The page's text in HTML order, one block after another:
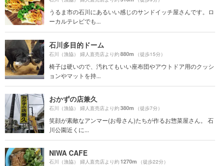
うるま市の石川にあるいい感じのサンドイッチ屋さんです。ロ
ーカルテレビでも...
石川多目的ドーム
石川（漁協） 婦人直売店より約880m （徒歩15分）
椅子は硬いので、汚れてもいい座布団やアウトドア用のクッシ
ョンやマットを持...
おかずの店兼久
石川（漁協） 婦人直売店より約380m （徒歩7分）
笑顔が素敵なアンマー(お母さん)たちが作るお惣菜屋さん。 石
川公園近くに...
NIWA CAFE
石川（漁協） 婦人直売店より約1270m （徒歩22分）